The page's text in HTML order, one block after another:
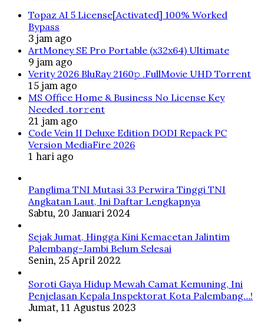
Topaz AI 5 License[Activated] 100% Worked
Bypass
3 jam ago
ArtMoney SE Pro Portable (x32x64) Ultimate
9 jam ago
Verity 2026 BluRay 2160𝚙 .FullMov𝗂e UHD Torrent
15 jam ago
MS Office Home & Business No License Key
Needed .tоr𝚛еnt
21 jam ago
Code Vein II Deluxe Edition DODI Repack PC
Version MediaFire 2026
1 hari ago
Panglima TNI Mutasi 33 Perwira Tinggi TNI
Angkatan Laut, Ini Daftar Lengkapnya
Sabtu, 20 Januari 2024
Sejak Jumat, Hingga Kini Kemacetan Jalintim
Palembang-Jambi Belum Selesai
Senin, 25 April 2022
Soroti Gaya Hidup Mewah Camat Kemuning, Ini
Penjelasan Kepala Inspektorat Kota Palembang…!
Jumat, 11 Agustus 2023